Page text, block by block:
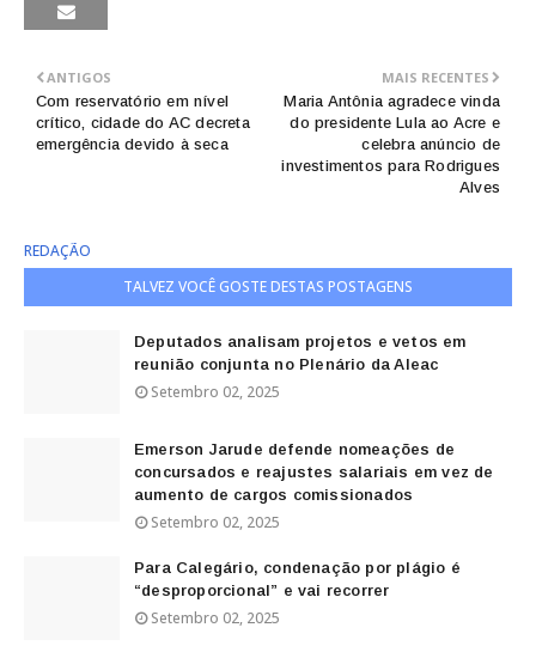
MAIS RECENTES
Maria Antônia agradece vinda
do presidente Lula ao Acre e
celebra anúncio de
investimentos para Rodrigues
Alves
ANTIGOS
Com reservatório em nível
crítico, cidade do AC decreta
emergência devido à seca
REDAÇÃO
TALVEZ VOCÊ GOSTE DESTAS POSTAGENS
Deputados analisam projetos e vetos em
reunião conjunta no Plenário da Aleac
Setembro 02, 2025
Emerson Jarude defende nomeações de
concursados e reajustes salariais em vez de
aumento de cargos comissionados
Setembro 02, 2025
Para Calegário, condenação por plágio é
“desproporcional” e vai recorrer
Setembro 02, 2025